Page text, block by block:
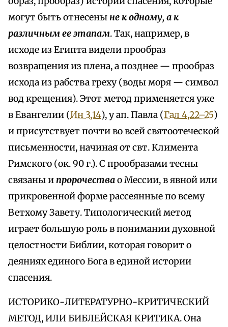
могут быть отнесеныне к одному, а к
различным ее этапам. Так, например, в
исходе из Египта видели прообраз
возвращения из плена, а позднее — прообраз
исхода из рабства греху (воды моря — символ
вод крещения). Этот метод применяется уже
в Евангелии (Ин 3,14), у ап. Павла (Гал 4,22–25)
и присутствует почти во всей святоотеческой
письменности, начиная от свт. Климента
Римского (ок. 90 г.). С прообразами тесны
связаны ипророчествао Мессии, в явной или
прикровенной форме рассеянные по всему
Ветхому Завету. Типологический метод
играет большую роль в понимании духовной
целостности Библии, которая говорит о
деяниях единого Бога в единой истории
спасения.
ИСТОРИКО-ЛИТЕРАТУРНО-КРИТИЧЕСКИЙ
МЕТОД, ИЛИ БИБЛЕЙСКАЯ КРИТИКА. Она